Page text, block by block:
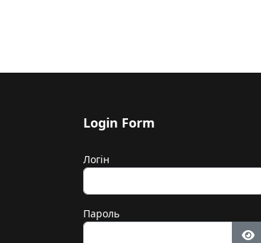
Login Form
Логін
Пароль